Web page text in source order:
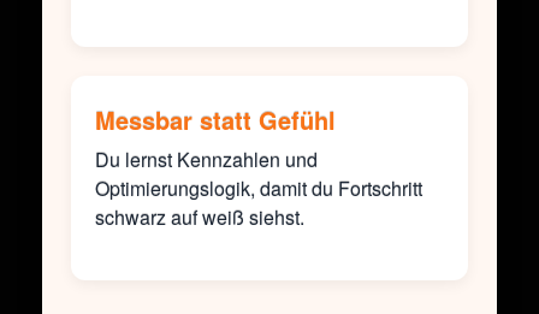
Messbar statt Gefühl
Du lernst Kennzahlen und
Optimierungslogik, damit du Fortschritt
schwarz auf weiß siehst.